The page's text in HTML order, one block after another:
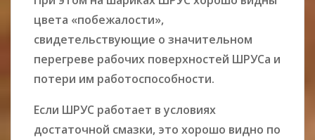
цвета «побежалости»,
свидетельствующие о значительном
перегреве рабочих поверхностей ШРУСа и
потери им работоспособности.
Если ШРУС работает в условиях
достаточной смазки, это хорошо видно по